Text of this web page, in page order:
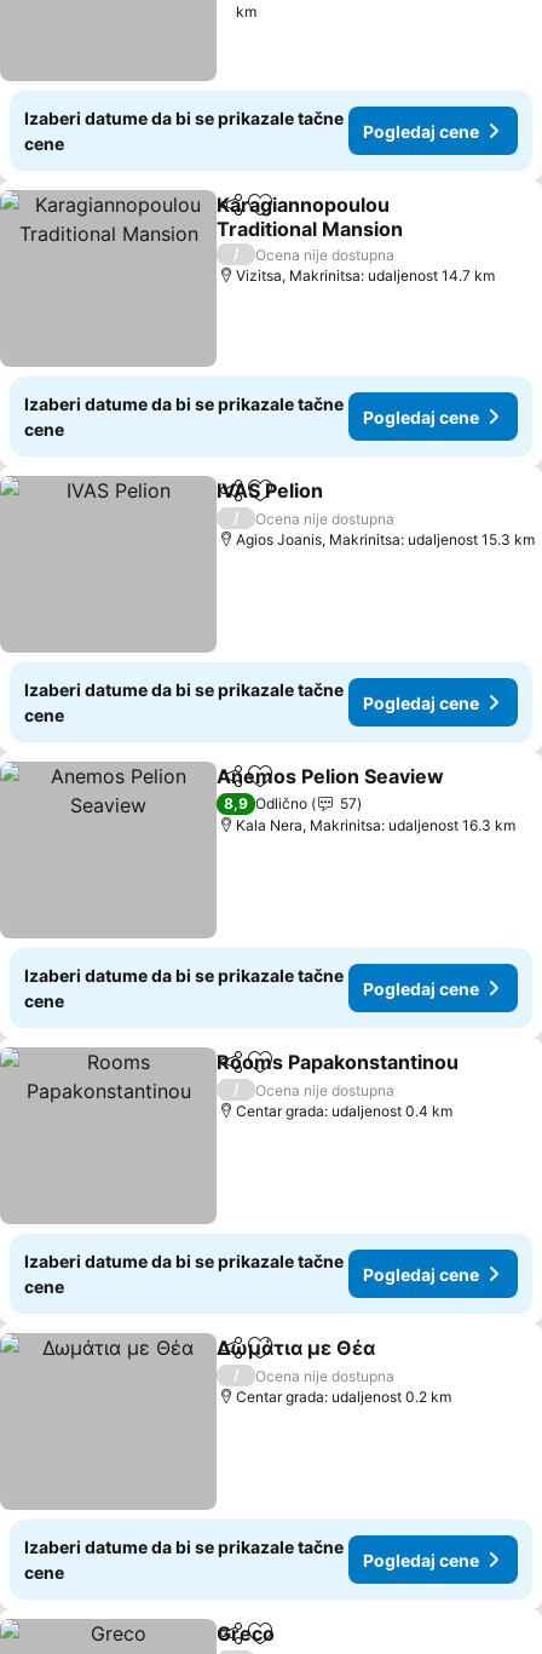
km
Izaberi datume da bi se prikazale tačne
cene
Pogledaj cene
Deli Dodati u favorite
Karagiannopoulou
Traditional Mansion
Pogledaj cene
/
Ocena nije dostupna
Vizitsa, Makrinitsa: udaljenost 14.7 km
Izaberi datume da bi se prikazale tačne
cene
Pogledaj cene
Deli Dodati u favorite
IVAS Pelion
/
Ocena nije dostupna
Agios Joanis, Makrinitsa: udaljenost 15.3 km
Izaberi datume da bi se prikazale tačne
cene
Pogledaj cene
Deli Dodati u favorite
Anemos Pelion Seaview
8,9 Odlično
57
Kala Nera, Makrinitsa: udaljenost 16.3 km
Izaberi datume da bi se prikazale tačne
cene
Pogledaj cene
Deli Dodati u favorite
Rooms Papakonstantinou
/
Ocena nije dostupna
Centar grada: udaljenost 0.4 km
Izaberi datume da bi se prikazale tačne
cene
Pogledaj cene
Deli Dodati u favorite
Δωμάτια με Θέα
/
Ocena nije dostupna
Centar grada: udaljenost 0.2 km
Izaberi datume da bi se prikazale tačne
cene
Pogledaj cene
Deli Dodati u favorite
Greco